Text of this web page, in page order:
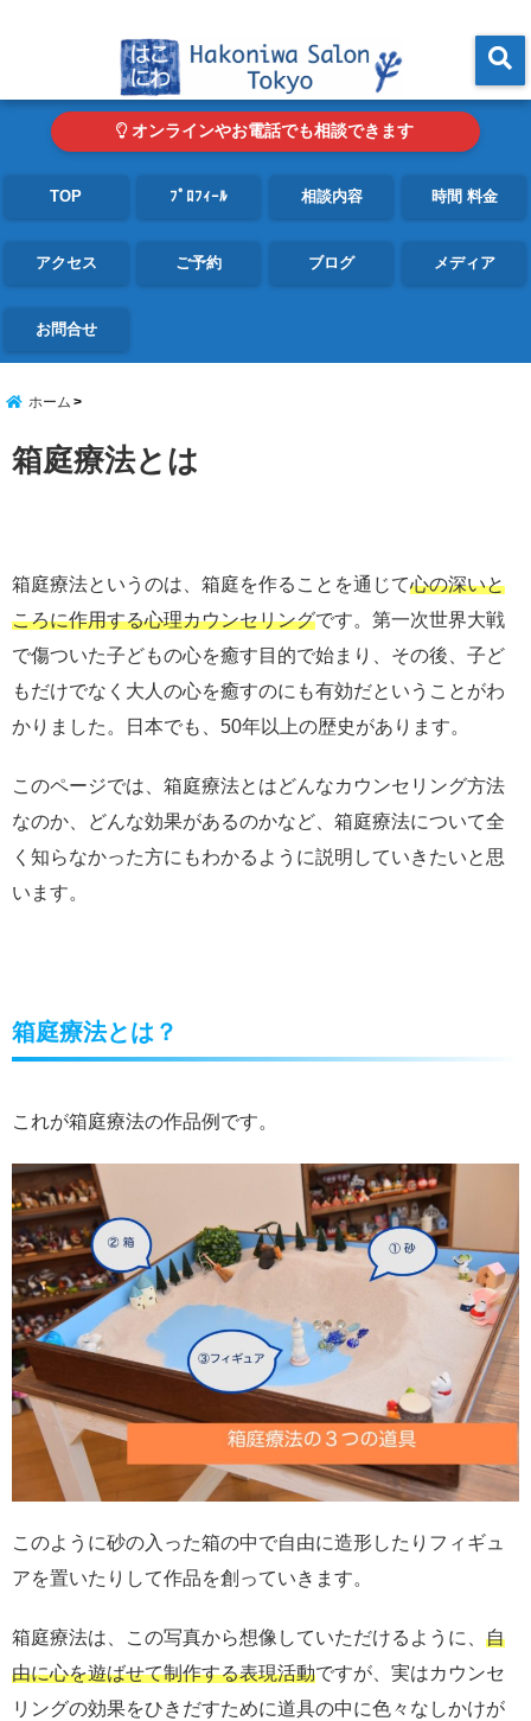
オンラインやお電話でも相談できます
TOP ﾌﾟﾛﾌｨｰﾙ 相談内容 時間 料金
アクセス ご予約 ブログ メディア
お問合せ
ホーム
箱庭療法とは
箱庭療法というのは、箱庭を作ることを通じて心の深いと
ころに作用する心理カウンセリングです。第一次世界大戦
で傷ついた子どもの心を癒す目的で始まり、その後、子ど
もだけでなく大人の心を癒すのにも有効だということがわ
かりました。日本でも、50年以上の歴史があります。
このページでは、箱庭療法とはどんなカウンセリング方法
なのか、どんな効果があるのかなど、箱庭療法について全
く知らなかった方にもわかるように説明していきたいと思
います。
箱庭療法とは？
これが箱庭療法の作品例です。
このように砂の入った箱の中で自由に造形したりフィギュ
アを置いたりして作品を創っていきます。
箱庭療法は、この写真から想像していただけるように、 自
由に心を遊ばせて制作する表現活動ですが、実はカウンセ
リングの効果をひきだすために道具の中に色々なしかけが